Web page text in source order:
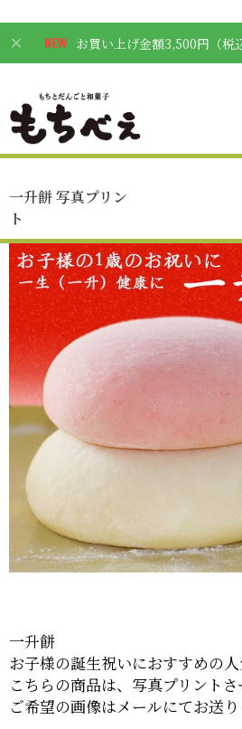
お買い上げ金額3,500円（税
一升餅 写真プリン
ト
一升餅
お子様の誕生祝いにおすすめの
こちらの商品は、写真プリント
ご希望の画像はメールにてお送り